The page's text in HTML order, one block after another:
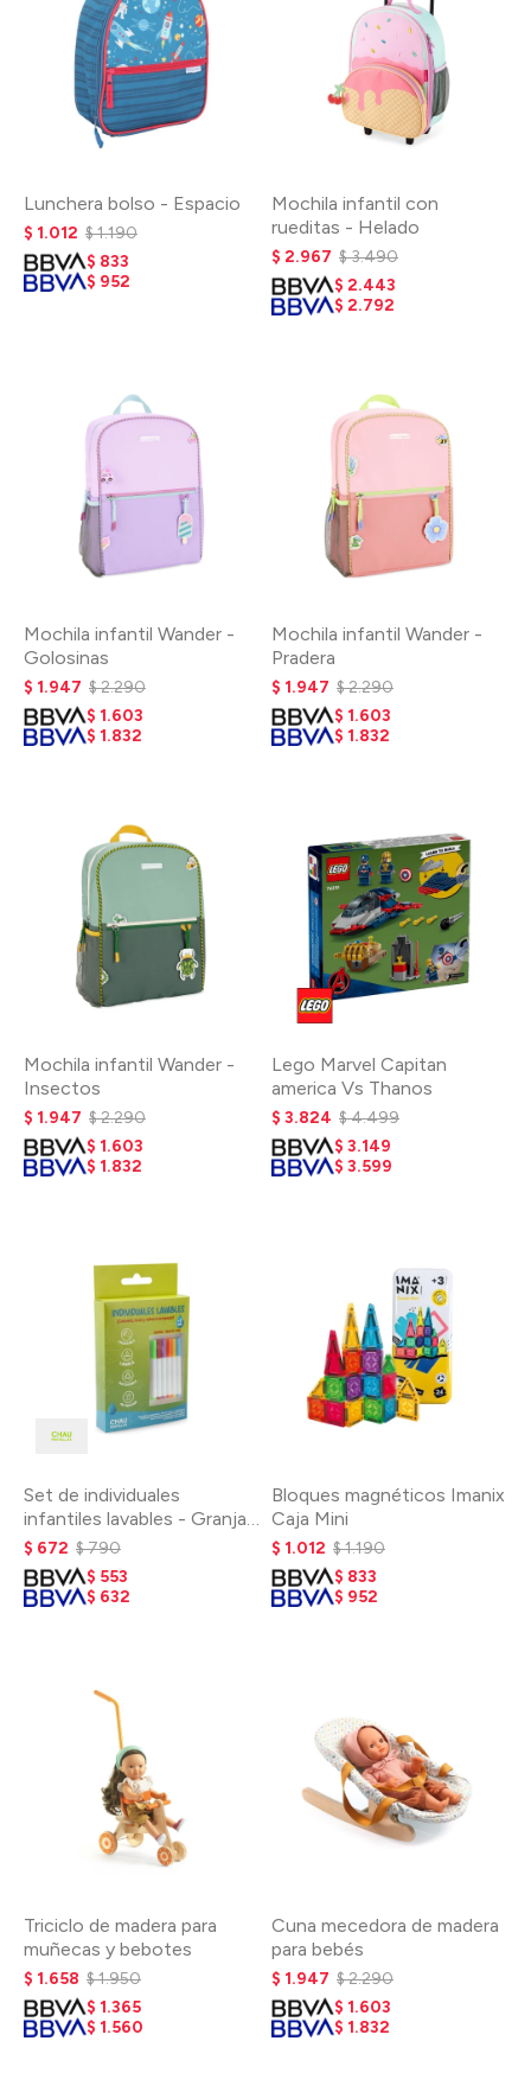
Lunchera bolso - Espacio
$ 1.012 $1.190
$ 833
$ 952
Mochila infantil con
rueditas - Helado
$ 2.967 $3.490
$ 2.443
$ 2.792
Mochila infantil Wander -
Golosinas
$ 1.947 $2.290
$ 1.603
$ 1.832
Mochila infantil Wander -
Pradera
$ 1.947 $2.290
$ 1.603
$ 1.832
Mochila infantil Wander -
Insectos
$ 1.947 $2.290
$ 1.603
$ 1.832
Lego Marvel Capitan
america Vs Thanos
$ 3.824 $4.499
$ 3.149
$ 3.599
Set de individuales
infantiles lavables - Granja
y bajo del mar
$ 672 $790
$ 553
$ 632
Bloques magnéticos Imanix
Caja Mini
$ 1.012 $1.190
$ 833
$ 952
Triciclo de madera para
muñecas y bebotes
$ 1.658 $1.950
$ 1.365
$ 1.560
Cuna mecedora de madera
para bebés
$ 1.947 $2.290
$ 1.603
$ 1.832